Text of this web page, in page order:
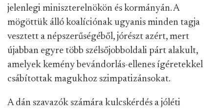
jelenlegi miniszterelnökön és kormányán. A
mögöttük álló koalíciónak ugyanis minden tagja
vesztett a népszerűségéből, jórészt azért, mert
újabban egyre több szélsőjobboldali párt alakult,
amelyek kemény bevándorlás-ellenes ígéretekkel
csábítottak magukhoz szimpatizánsokat.
A dán szavazók számára kulcskérdés a jóléti